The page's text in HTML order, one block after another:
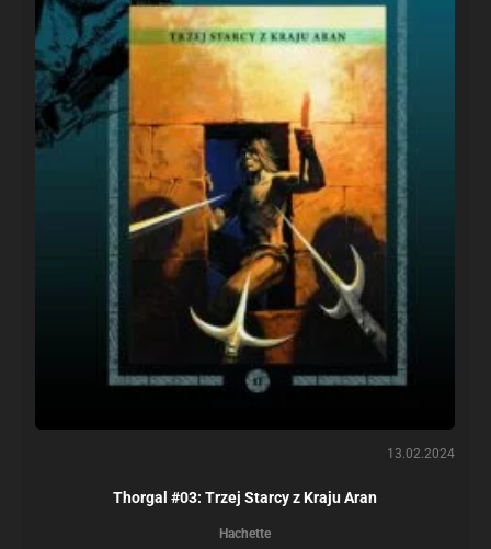
13.02.2024
Thorgal #03: Trzej Starcy z Kraju Aran
Hachette